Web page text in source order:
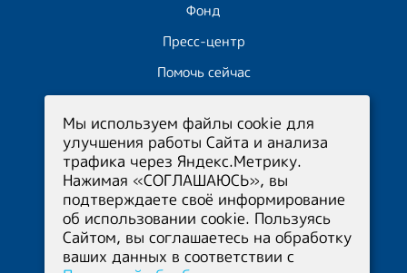
Фонд
Пресс-центр
Помочь сейчас
Отчёты
Приёмная +7 (347) 215-12-44
Фонд +7 (960) 380-97-50
Медицинский
координатор+7 (347) 299-68-36
Мы используем файлы cookie для
улучшения работы Сайта и анализа
трафика через Яндекс.Метрику.
Нажимая «СОГЛАШАЮСЬ», вы
подтверждаете своё информирование
об использовании cookie. Пользуясь
Сайтом, вы соглашаетесь на обработку
ваших данных в соответствии с